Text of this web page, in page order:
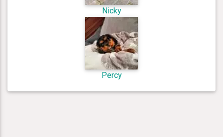
Nicky
Percy